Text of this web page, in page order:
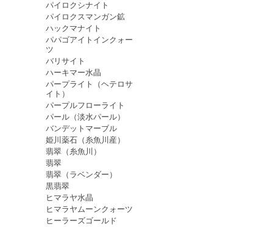
パイロクシナイト
パイロクスマンガン鉱
ハックマナイト
パパゴアイトインクォー
ツ
バリサイト
ハーキマー水晶
パープライト（ヘテロサ
イト）
パープルフローライト
パール（淡水パール）
バンデットマーブル
姫川薬石（糸魚川産）
翡翠（糸魚川）
翡翠
翡翠（ラベンダー）
黒翡翠
ヒマラヤ水晶
ヒマラヤムーンクォーツ
ヒーラーズゴールド